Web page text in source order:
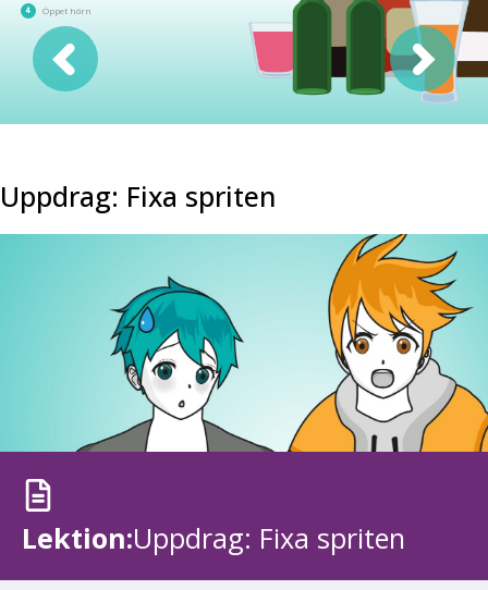
4
Öppet hörn
Uppdrag: Fixa spriten
Lektion:Uppdrag: Fixa spriten